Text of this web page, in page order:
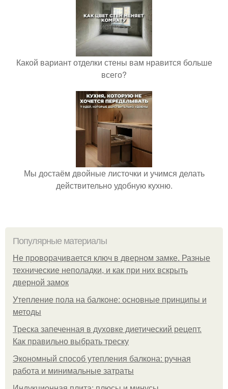
Какой вариант отделки стены вам нравится больше
всего?
Мы достаём двойные листочки и учимся делать
действительно удобную кухню.
Популярные материалы
Не проворачивается ключ в дверном замке. Разные
технические неполадки, и как при них вскрыть
дверной замок
Утепление пола на балконе: основные принципы и
методы
Треска запеченная в духовке диетический рецепт.
Как правильно выбрать треску
Экономный способ утепления балкона: ручная
работа и минимальные затраты